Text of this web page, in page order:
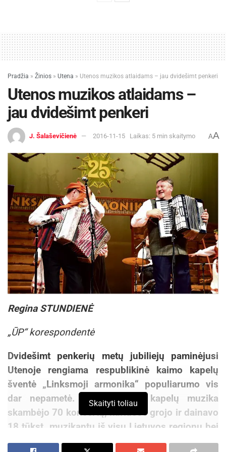
Pradžia » Žinios » Utena » Utenos muzikos atlaidams – jau dvidešimt penkeri
Utenos muzikos atlaidams –
jau dvidešimt penkeri
J. Šalaševičienė 2016-11-15 Laikas: 5 min skaitymo AA
Regina STUNDIENĖ
„ŪP“ korespondentė
Dvidešimt penkerių metų jubiliejų paminėjusi
Utenoje rengiama respublikinė kaimo kapelų
šventė „Linksmoji armonika“ populiarumo vis
dar nepametė. Per šį laiką kapelų muzika
skambėjo 70 koncertų, kuriuose grojo ir dainavo
18 tūkst. muzikantų iš visų Lietuvos regionų bei
Latvijos ir Lenkijos, juose sulaukta 42 tūkst.
Skaityti toliau